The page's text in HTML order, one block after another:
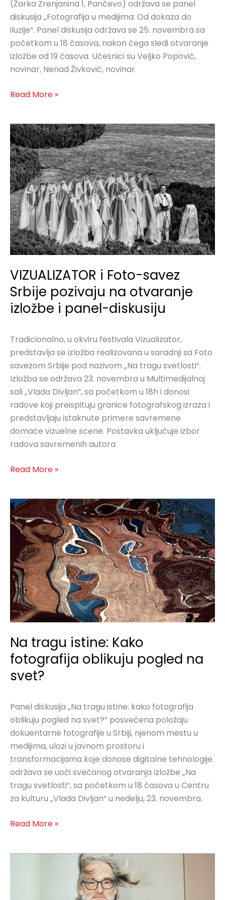
(Žarka Zrenjanina 1, Pančevo) održava se panel
diskusija „Fotografija u medijima: Od dokaza do
iluzije“. Panel diskusija održava se 25. novembra sa
početkom u 18 časova, nakon čega sledi otvaranje
izložbe od 19 časova. Učesnici su Veljko Popović,
novinar, Nenad Živković, novinar
Read More »
VIZUALIZATOR i Foto-savez
Srbije pozivaju na otvaranje
izložbe i panel-diskusiju
Tradicionalno, u okviru festivala Vizualizator,
predstavlja se izložba realizovana u saradnji sa Foto
savezom Srbije pod nazivom „Na tragu svetlosti“.
Izložba se održava 23. novembra u Multimedijalnoj
sali „Vlada Divljan“, sa početkom u 18h i donosi
radove koji preispituju granice fotografskog izraza i
predstavljaju istaknute primere savremene
domaće vizuelne scene. Postavka uključuje izbor
radova savremenih autora
VIZUALIZATOR
i
Foto-
savez
Srbije
pozivaju
na
otvaranje
izložbe
i
diskusiju
Read More »
Na tragu istine: Kako
fotografija oblikuju pogled na
svet?
Panel diskusija „Na tragu istine: kako fotografija
oblikuju pogled na svet?“ posvećena položaju
dokuentarne fotografije u Srbiji, njenom mestu u
medijima, ulozi u javnom prostoru i
transformacijama koje donose digitalne tehnologije
održava se uoči svečanog otvaranja izložbe „Na
tragu svetlosti“, sa početkom u 18 časova u Centru
za kulturu „Vlada Divljan“ u nedelju, 23. novembra.
Na
tragu
istine:
Kako
fotografija
oblikuju
pogled
na
svet?
Read More »